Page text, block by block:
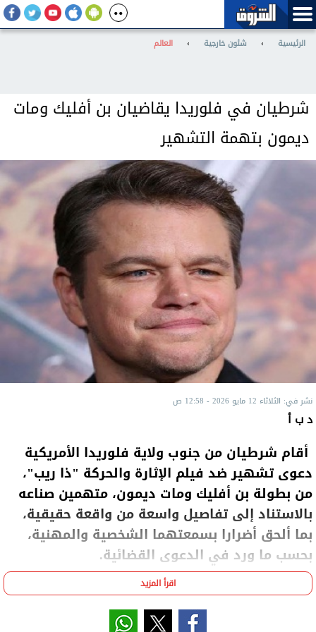
الرئيسية › شئون خارجية › العالم
شرطيان في فلوريدا يقاضيان بن أفليك ومات
ديمون بتهمة التشهير
نشر في: الثلاثاء 12 مايو 2026 - 12:58 ص
د ب أ
أقام شرطيان من جنوب ولاية فلوريدا الأمريكية
دعوى تشهير ضد فيلم الإثارة والحركة "ذا ريب"،
من بطولة بن أفليك ومات ديمون، متهمين صناعه
بالاستناد إلى تفاصيل واسعة من واقعة حقيقية،
بما ألحق أضرارا بسمعتهما الشخصية والمهنية،
بحسب ما ورد في الدعوى القضائية.
ورفع الشرطيان جيسون سميث وجوناثان سانتانا الدعوى
أمام محكمة اتحادية في ميامي في وقت سابق من
اقرأ المزيد